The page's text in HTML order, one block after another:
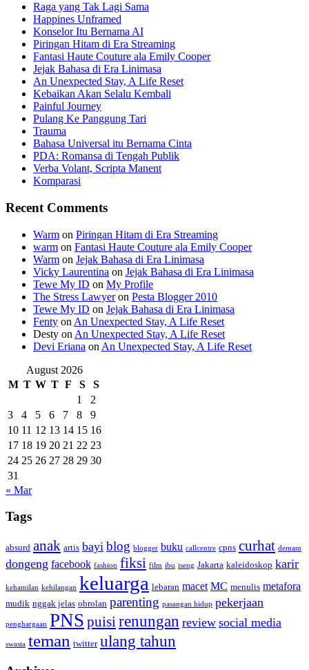
Raga yang Tak Lagi Sama
Happines Unframed
Konselor Itu Bernama AI
Piringan Hitam di Era Streaming
Fantasi Haute Couture ala Emily Cooper
Jejak Bahasa di Era Linimasa
An Unexpected Stay, A Life Reset
Kebaikan Akan Selalu Kembali
Painful Journey
Pulang Ke Panggung Tari
Trauma
Bahasa Universal itu Bernama Cinta
PDA: Romansa di Tengah Publik
Verba Volant, Scripta Manent
Komparasi
Recent Comments
Warm on Piringan Hitam di Era Streaming
warm on Fantasi Haute Couture ala Emily Cooper
Warm on Jejak Bahasa di Era Linimasa
Vicky Laurentina on Jejak Bahasa di Era Linimasa
Tewe My ID on My Profile
The Stress Lawyeron Pesta Blogger 2010
Tewe My ID on Jejak Bahasa di Era Linimasa
Fenty on An Unexpected Stay, A Life Reset
Desty on An Unexpected Stay, A Life Reset
Devi Eriana on An Unexpected Stay, A Life Reset
August 2026
M T W T F S
S
1
2
3
4 5 6 7 8
9
10 11 12 13 14 15 16
17 18 19 20 21 22 23
24 25 26 27 28 29 30
31
« Mar
Tags
absurd anak artis bayi blog blogger buku callcentre cpns curhat demam
dongeng facebook fashion fiksi film ibu iseng Jakarta kaleidoskop karir
kehamilan kehilangan keluarga lebaran macet MC menulis metafora
mudik nggak jelas obrolan parenting pasangan hidup pekerjaan
penghargaan PNS puisirenungan review social media
swasta teman twitter ulang tahun